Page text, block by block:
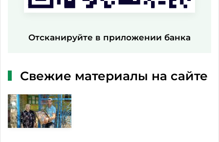
Отсканируйте в приложении банка
Свежие материалы на сайте